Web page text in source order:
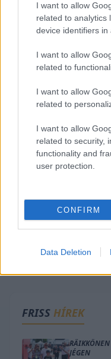
I want to allow
related to analytics
device identifiers in
I want to allow
related to
I want to allow
related to
I want to allow
related to security,
functionality and
user protection.
CONFIRM
Data Deletion
Itt
cikkeit az
FRISS HÍREK
RÄIKKÖNEN
JÉGEN